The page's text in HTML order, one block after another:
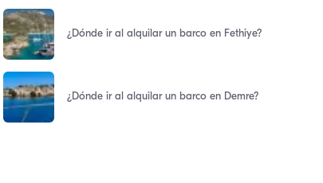
¿Dónde ir al alquilar un barco en Fethiye?
¿Dónde ir al alquilar un barco en Demre?